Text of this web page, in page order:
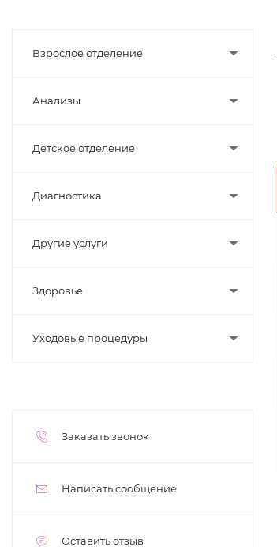
Взрослое отделение
Анализы
Детское отделение
Диагностика
Другие услуги
Здоровье
Уходовые процедуры
Заказать звонок
Написать сообщение
Оставить отзыв